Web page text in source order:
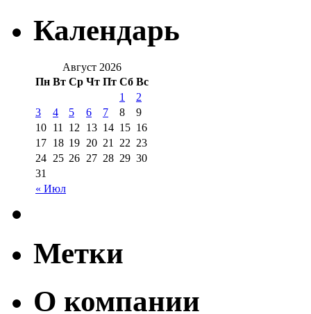
Календарь
Август 2026
Пн Вт Ср Чт Пт Сб Вс
« Июл
1
2
3
4 5 6 7 8
9
10 11 12 13 14 15 16
17 18 19 20 21 22 23
24 25 26 27 28 29 30
31
Метки
О компании